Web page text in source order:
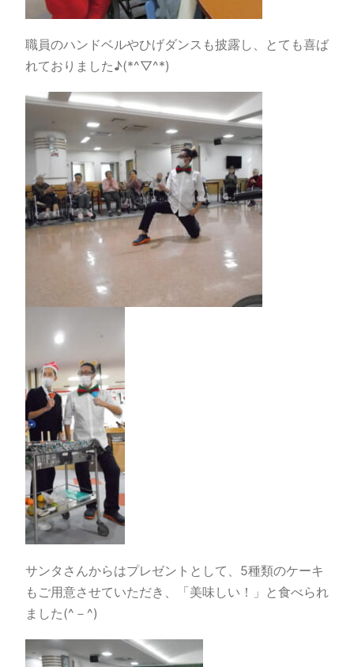
職員のハンドベルやひげダンスも披露し、とても喜ば
れておりました♪(*^▽^*)
サンタさんからはプレゼントとして、5種類のケーキ
もご用意させていただき、「美味しい！」と食べられ
ました(^－^)